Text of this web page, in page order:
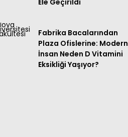
Ele Geçirildi
Fabrika Bacalarından
Plaza Ofislerine: Modern
İnsan Neden D Vitamini
Eksikliği Yaşıyor?